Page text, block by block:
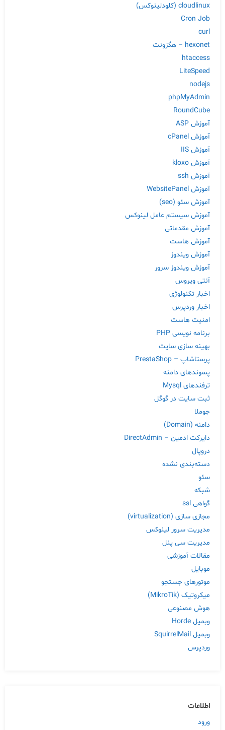
cloudlinux (کلودلینوکس)
Cron Job
curl
hexonet – هگزونت
htaccess
LiteSpeed
nodejs
phpMyAdmin
RoundCube
آموزش ASP
آموزش cPanel
آموزش IIS
آموزش kloxo
آموزش ssh
آموزش WebsitePanel
آموزش سئو (seo)
آموزش سیستم عامل لینوکس
آموزش مقدماتی
آموزش هاست
آموزش ویندوز
آموزش ویندوز سرور
آنتی ویروس
اخبار تکنولوژی
اخبار وردپرس
امنیت هاست
برنامه نویسی PHP
بهینه سازی سایت
پرستاشاپ – PrestaShop
پسوندهای دامنه
ترفندهای Mysql
ثبت سایت در گوگل
جوملا
دامنه (Domain)
دایرکت ادمین – DirectAdmin
دروپال
دسته‌بندی نشده
سئو
شبکه
گواهی ssl
مجازی سازی (virtualization)
مدیریت سرور لینوکس
مدیریت سی پنل
مقالات آموزشی
موبایل
موتورهای جستجو
میکروتیک (MikroTik)
هوش مصنوعی
وبمیل Horde
وبمیل SquirrelMail
وردپرس
اطلاعات
ورود